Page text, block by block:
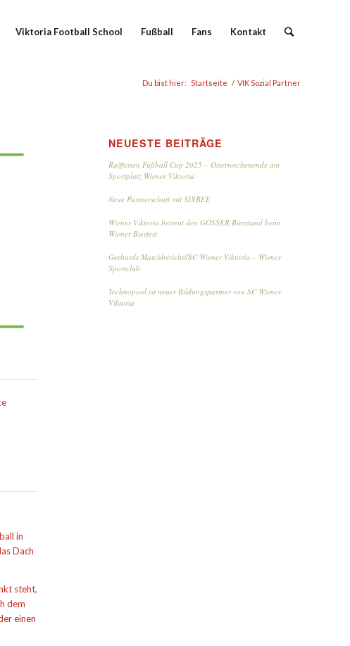
Viktoria Football School Fußball Fans Kontakt
Du bist hier: Startseite / VIK Sozial Partner
in
Dach
steht,
dem
einen
NEUESTE BEITRÄGE
Raiffeisen Fußball Cup 2025 – Osterwochenende am
Sportplatz Wiener Viktoria
Neue Partnerschaft mit SIXBEE
Wiener Viktoria betreut den GÖSSER Bierstand beim
Wiener Bierfest
Gerhards Matchbericht//SC Wiener Viktoria – Wiener
Sportclub
Technopool ist neuer Bildungspartner von SC Wiener
Viktoria